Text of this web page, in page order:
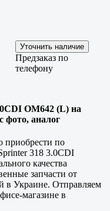
Предзаказ по
телефону
OM642 (L) на
фото, аналог
приобрести по
318 3.0CDI
качества
запчасти от
в Украине. Отправляем
магазине в